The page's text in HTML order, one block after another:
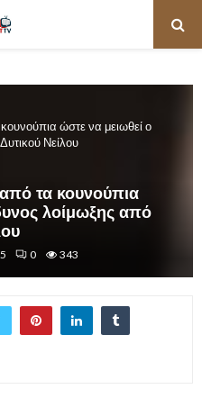
ώστε να μειωθεί ο
Νείλου
τα κουνούπια
λοίμωξης από
0 343